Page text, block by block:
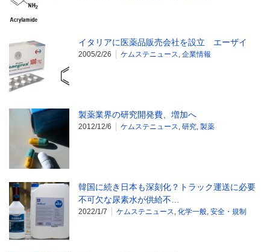
イタリアに医薬品販売会社を設立 エーザイ
2005/2/26 ケムステニュース, 企業情報
製薬業界の研究開発費、増加へ
2012/12/6 ケムステニュース, 研究, 製薬
韓国に続き日本も深刻化？トラック運送に必要
不可欠な尿素水が供給不…
2022/1/7 ケムステニュース, 化学一般, 安全・規制